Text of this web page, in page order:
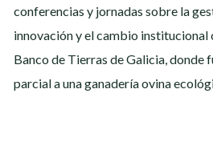
conferencias y jornadas sobre la
innovación y el cambio
Banco de Tierras de Galicia, donde
parcial a una ganadería ovina